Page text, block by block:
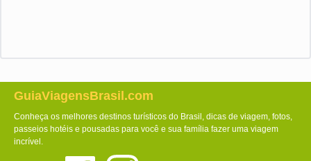
GuiaViagensBrasil.com
Conheça os melhores destinos turísticos do Brasil, dicas de viagem, fotos,
passeios hotéis e pousadas para você e sua família fazer uma viagem
incrível.